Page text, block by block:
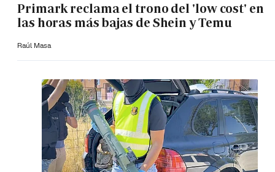
Primark reclama el trono del 'low cost' en
las horas más bajas de Shein y Temu
Raúl Masa